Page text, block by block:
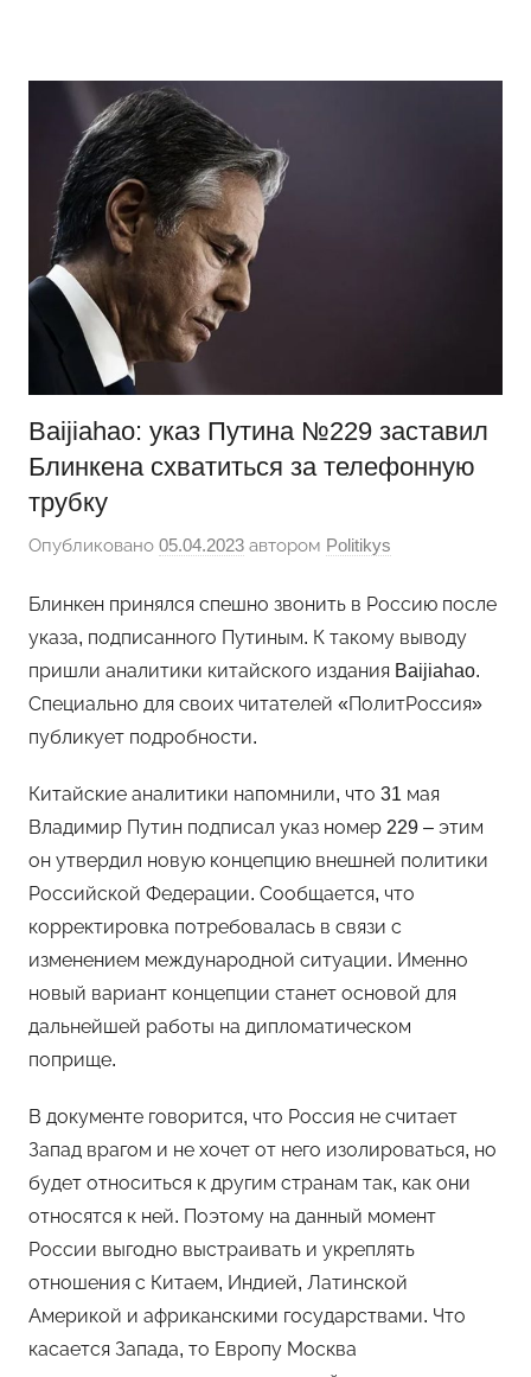
содержимому
WordPress
Baijiahao: указ Путина №229 заставил
Блинкена схватиться за телефонную
трубку
Опубликовано 05.04.2023 автором Politikys
Блинкен принялся спешно звонить в Россию после
указа, подписанного Путиным. К такому выводу
пришли аналитики китайского издания Baijiahao.
Специально для своих читателей «ПолитРоссия»
публикует подробности.
Китайские аналитики напомнили, что 31 мая
Владимир Путин подписал указ номер 229 – этим
он утвердил новую концепцию внешней политики
Российской Федерации. Сообщается, что
корректировка потребовалась в связи с
изменением международной ситуации. Именно
новый вариант концепции станет основой для
дальнейшей работы на дипломатическом
поприще.
В документе говорится, что Россия не считает
Запад врагом и не хочет от него изолироваться, но
будет относиться к другим странам так, как они
относятся к ней. Поэтому на данный момент
России выгодно выстраивать и укреплять
отношения с Китаем, Индией, Латинской
Америкой и африканскими государствами. Что
касается Запада, то Европу Москва